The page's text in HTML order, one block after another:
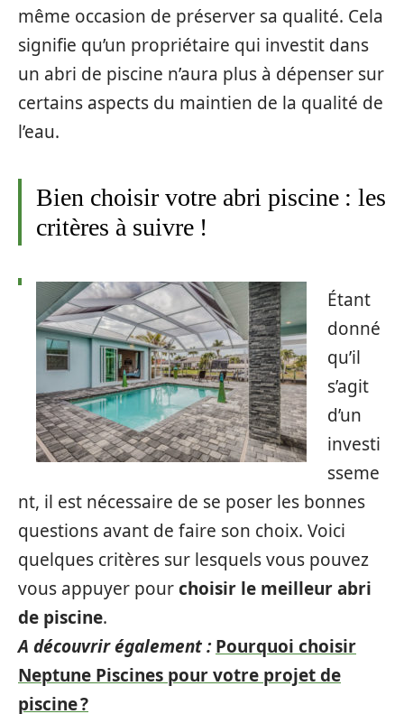
même occasion de préserver sa qualité. Cela
signifie qu’un propriétaire qui investit dans
un abri de piscine n’aura plus à dépenser sur
certains aspects du maintien de la qualité de
l’eau.
Bien choisir votre abri piscine : les
critères à suivre !
Étant
donné
qu’il
s’agit
d’un
investi
sseme
nt, il est nécessaire de se poser les bonnes
questions avant de faire son choix. Voici
quelques critères sur lesquels vous pouvez
vous appuyer pourchoisir le meilleur abri
de piscine.
A découvrir également : Pourquoi choisir
Neptune Piscines pour votre projet de
piscine ?